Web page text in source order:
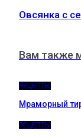
Овсянка с
Вам также
РЕЦЕПТЫ
Мраморный
РЕЦЕПТЫ